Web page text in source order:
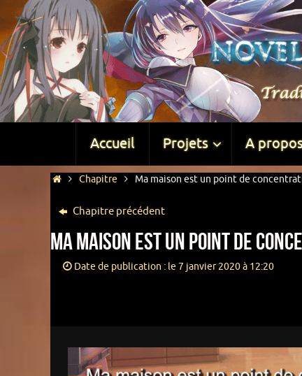
Accueil Projets A
Chapitre Ma maison est un point de
Chapitre précédent
Ma maison est un point de
Date de publication : le 7 janvier 2020 à 12:20